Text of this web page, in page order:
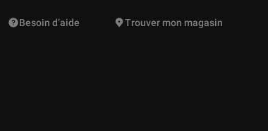
de produits vont vous être proposées
Besoin d’aide Trouver mon magasin